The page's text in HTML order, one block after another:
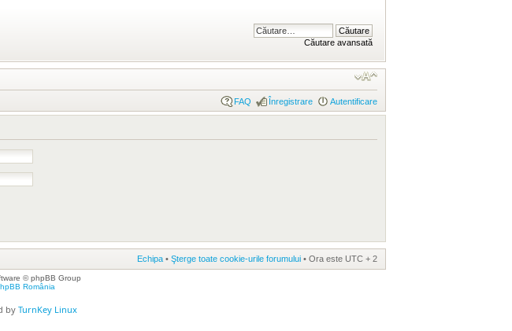
Căutare avansată
FAQ Înregistrare Autentificare
Echipa • Şterge toate cookie-urile forumului • Ora este UTC + 2
© phpBB Group
România
by TurnKey Linux